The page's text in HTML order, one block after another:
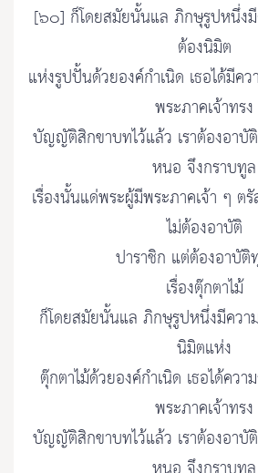
[๖๐] ก็โดยสมัยนั้นแล ภิกษุรูปหนึ่ง
ต้องนิมิต
แห่งรูปปั้นด้วยองค์กำเนิด เธอได้มีค
พระภาคเจ้าทรง
บัญญัติสิกขาบทไว้แล้ว เราต้องอาบั
หนอ จึงกราบทูล
เรื่องนั้นแด่พระผู้มีพระภาคเจ้า ๆ ต
ไม่ต้องอาบัติ
ปาราชิก แต่ต้องอาบั
เรื่องตุ๊กตาไม้
ก็โดยสมัยนั้นแล ภิกษุรูปหนึ่งมีควา
นิมิตแห่ง
ตุ๊กตาไม้ด้วยองค์กำเนิด เธอได้ควา
พระภาคเจ้าทรง
บัญญัติสิกขาบทไว้แล้ว เราต้องอาบั